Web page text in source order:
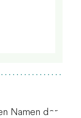
Namen der